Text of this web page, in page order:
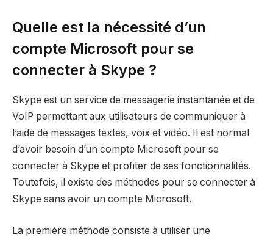
Quelle est la nécessité d’un
compte Microsoft pour se
connecter à Skype ?
Skype est un service de messagerie instantanée et de
VoIP permettant aux utilisateurs de communiquer à
l’aide de messages textes, voix et vidéo. Il est normal
d’avoir besoin d’un compte Microsoft pour se
connecter à Skype et profiter de ses fonctionnalités.
Toutefois, il existe des méthodes pour se connecter à
Skype sans avoir un compte Microsoft.
La première méthode consiste à utiliser une